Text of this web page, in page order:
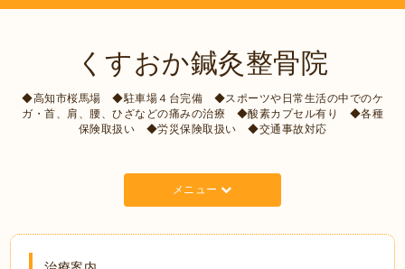
くすおか鍼灸整骨院
◆高知市桜馬場 ◆駐車場４台完備 ◆スポーツや日常生活の中でのケ
ガ・首、肩、腰、ひざなどの痛みの治療 ◆酸素カプセル有り ◆各種
保険取扱い ◆労災保険取扱い ◆交通事故対応
メニュー